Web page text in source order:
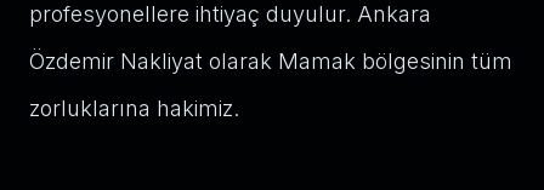
profesyonellere ihtiyaç duyulur. Ankara
Özdemir Nakliyat olarak Mamak bölgesinin tüm
zorluklarına hakimiz.